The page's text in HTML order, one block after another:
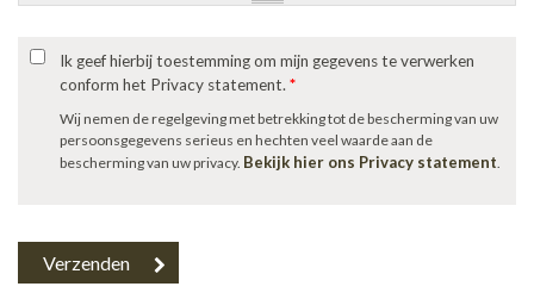
Ik geef hierbij toestemming om mijn gegevens te verwerken
conform het Privacy statement. *
Wij nemen de regelgeving met betrekking tot de bescherming van uw
persoonsgegevens serieus en hechten veel waarde aan de
bescherming van uw privacy. Bekijk hier ons Privacy statement.